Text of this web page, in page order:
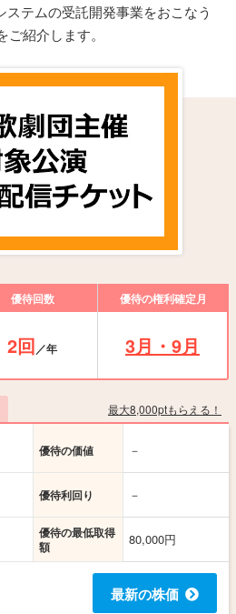
テムの受託開発事業をおこなう
ご紹介します。
優待回数 優待の権利確定月
2回／年 3月・9月
最大8,000ptもらえる！
優待の価値 －
優待利回り －
優待の最低取得
額
80,000円
最新の株価